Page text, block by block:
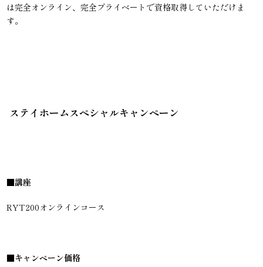
は完全オンライン、完全プライベートで資格取得していただけま
す。
ステイホームスペシャルキャンペーン
■講座
RYT200オンラインコース
■キャンペーン価格